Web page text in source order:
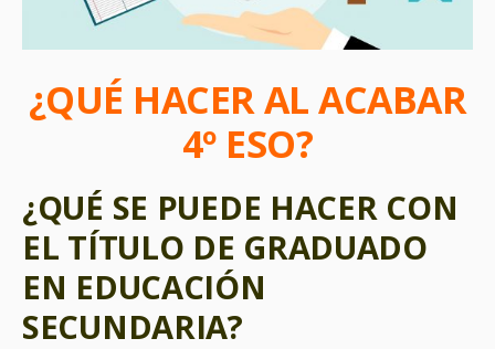
¿QUÉ HACER AL ACABAR
4º ESO?
¿QUÉ SE PUEDE HACER CON
EL TÍTULO DE GRADUADO
EN EDUCACIÓN
SECUNDARIA?